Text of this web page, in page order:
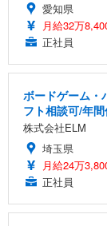
愛知県
月給32万
正社員
ボードゲーム・
フト相談可/年
株式会社ELM
埼玉県
月給24万
正社員